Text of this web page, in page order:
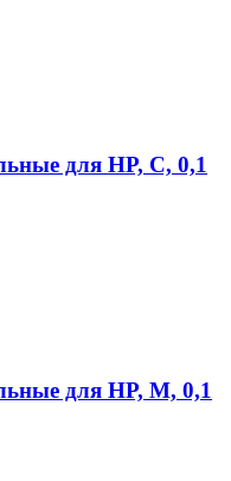
для HP, C, 0,1
для HP, M, 0,1